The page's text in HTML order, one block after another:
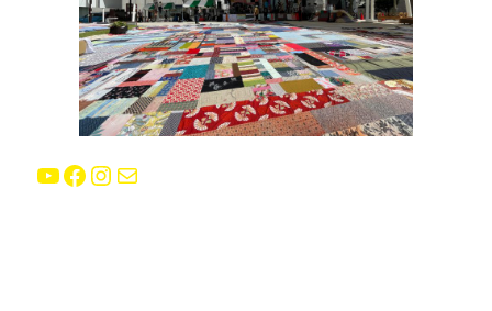
YouTube Facebook Instagram E-mail